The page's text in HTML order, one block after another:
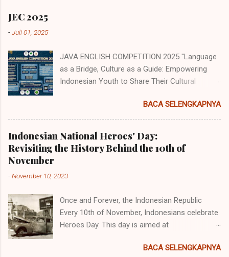
JEC 2025
-Juli 01, 2025
JAVA ENGLISH COMPETITION 2025 "Language
as a Bridge, Culture as a Guide: Empowering
Indonesian Youth to Share Their Cultural
Competition (JEC) merupakan acara tahunan
yang diselenggarakan oleh Himpunan
Mahasiswa Program Studi Pendidikan Bahasa
Inggris (HMP PBI) UIN Sunan Ampel Surabaya.
Acara memiliki beberapa cabang perlombaan
SMP/MTs/Sederajat, SMA/MA/Sederajat se-
mengambil tema "Language as a Bridge,
Culture as a Guide: Empowering Indonesian
Youth to Share Their Cultural Identity to the
diadakan ialah: 1. English Olympiad (Untuk siswa
BACA SELENGKAPNYA
Indonesian National Heroes' Day:
Revisiting the History Behind the 10th of
November
-November 10, 2023
Once and Forever, the Indonesian Republic
Every 10th of November, Indonesians celebrate
Heroes Day. This day is aimed at
battle that was elicited by the "comeback" of
BACA SELENGKAPNYA